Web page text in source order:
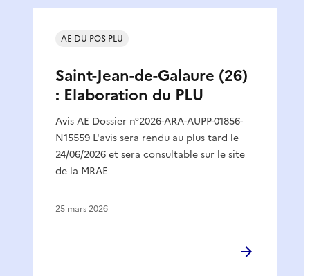
Saint-Jean-de-Galaure (26)
: Elaboration du PLU
Avis AE Dossier n°2026-ARA-AUPP-01856-
N15559 L'avis sera rendu au plus tard le
24/06/2026 et sera consultable sur le site
de la MRAE
AE DU POS PLU
25 mars 2026